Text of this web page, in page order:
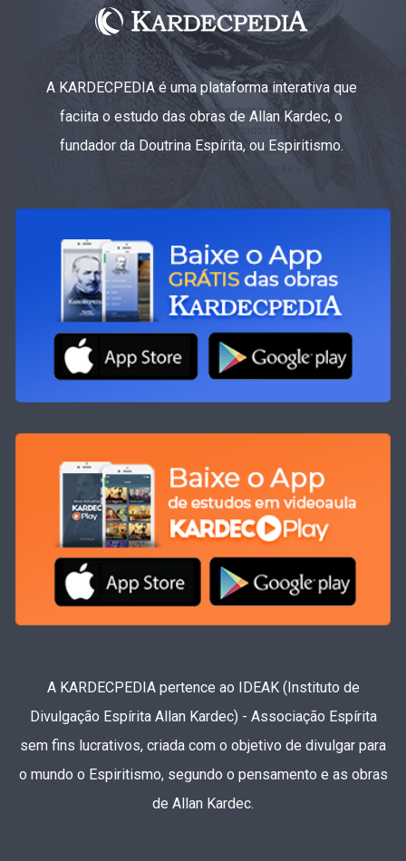
A KARDECPEDIA é uma plataforma interativa que
faciita o estudo das obras de Allan Kardec, o
fundador da Doutrina Espírita, ou Espiritismo.
A KARDECPEDIA pertence ao IDEAK (Instituto de
Divulgação Espírita Allan Kardec) - Associação Espírita
sem fins lucrativos, criada com o objetivo de divulgar para
o mundo o Espiritismo, segundo o pensamento e as obras
de Allan Kardec.